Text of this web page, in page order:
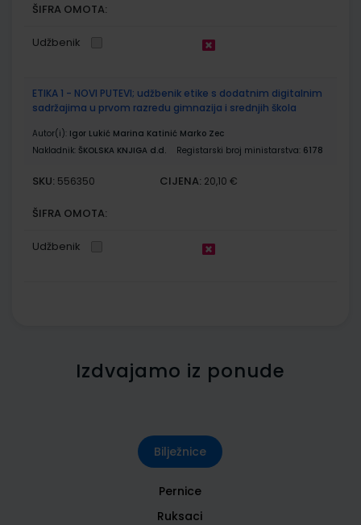
ŠIFRA OMOTA:
Udžbenik
ETIKA 1 - NOVI PUTEVI; udžbenik etike s dodatnim digitalnim
sadržajima u prvom razredu gimnazija i srednjih škola
Autor(i): Igor Lukić Marina Katinić Marko Zec
Nakladnik: ŠKOLSKA KNJIGA d.d. Registarski broj ministarstva: 6178
SKU: 556350 CIJENA: 20,10 €
ŠIFRA OMOTA:
Udžbenik
Izdvajamo iz ponude
Bilježnice
Pernice
Ruksaci